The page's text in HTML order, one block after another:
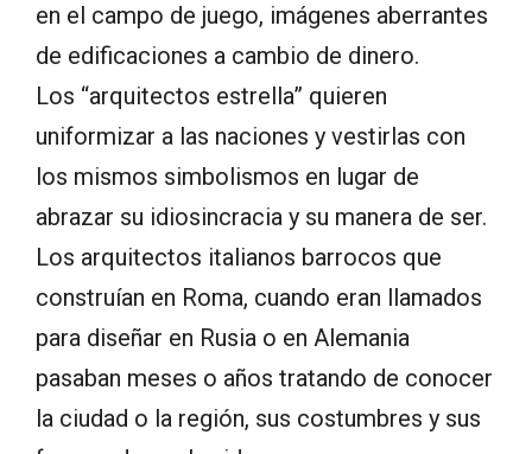
en el campo de juego, imágenes aberrantes
de edificaciones a cambio de dinero.
Los “arquitectos estrella” quieren
uniformizar a las naciones y vestirlas con
los mismos simbolismos en lugar de
abrazar su idiosincracia y su manera de ser.
Los arquitectos italianos barrocos que
construían en Roma, cuando eran llamados
para diseñar en Rusia o en Alemania
pasaban meses o años tratando de conocer
la ciudad o la región, sus costumbres y sus